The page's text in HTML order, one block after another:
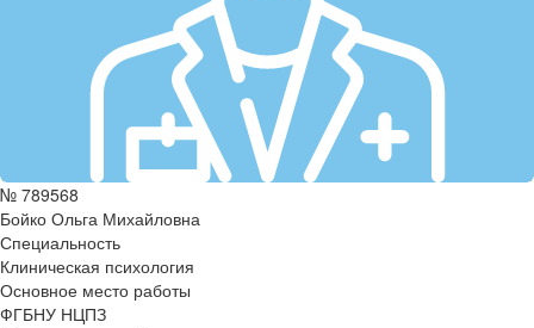
№ 789568
Бойко Ольга Михайловна
Специальность
Клиническая психология
Основное место работы
ФГБНУ НЦПЗ